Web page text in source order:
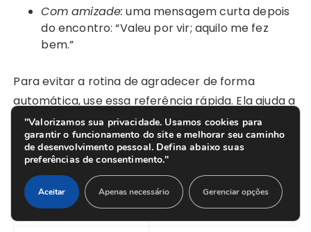
Com amizade: uma mensagem curta depois
do encontro: “Valeu por vir; aquilo me fez
bem.”
Para evitar a rotina de agradecer de forma
automática, use essa referência rápida. Ela ajuda a
manter oreconhecimento claro e gentil,
promovendo umacomunicação afetiva.
Como você fala
Como você pode melhorar
“Obrigado por tudo.”
“Obrigado por ter feito o
"Valorizamos sua privacidade. Usamos cookies para
garantir o funcionamento do site e melhorar seu caminho
de desenvolvimento pessoal. Defina abaixo suas
preferências de consentimento."
Aceitar Apenas necessário Gerenciar opções